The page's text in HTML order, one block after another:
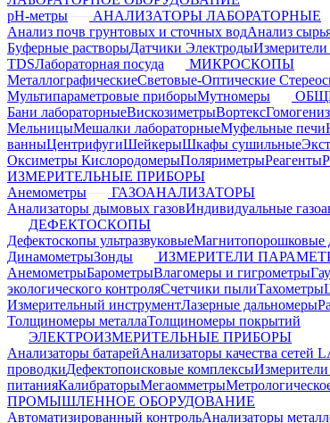
pH-метры
АНАЛИЗАТОРЫ ЛАБОРАТОРНЫЕ
Анализ почв грунтовых и сточных водАнализ
Буферные растворыДатчики Электроды
TDSЛабораторная посуда
МИКРОСКОПЫ
МеталлографическиеСветовые-Оптические
Мультипараметровые приборыМутномеры
Бани лабораторныеВискозиметрыВортекс
МельницыМешалки лабораторныеМуфельные печи
ванныЦентрифугиШейкерыШкафы сушильные
Оксиметры КислородомерыПоляриметрыРеагенты
ИЗМЕРИТЕЛЬНЫЕ ПРИБОРЫ
Анемометры
ГАЗОАНАЛИЗАТОРЫ
Анализаторы дымовых газовИндивидуальные
ДЕФЕКТОСКОПЫ
Дефектоскопы ультразвуковыеМагнитопорошковые
ДинамометрыЗонды
ИЗМЕРИТЕЛИ
АнемометрыБарометрыВлагомеры и гигрометры
экологического контроляСчетчики пылиТахометры
Измерительный инструментЛазерные дальномеры
Толщиномеры металлаТолщиномеры покрытий
ЭЛЕКТРОИЗМЕРИТЕЛЬНЫЕ ПРИБОРЫ
Анализаторы батарейАнализаторы качества сетей
проводкиДефектопоисковые комплексы
питанияКалибраторыМегаомметры
ПРОМЫШЛЕННОЕ ОБОРУДОВАНИЕ
Автоматизированный контрольАнализаторы